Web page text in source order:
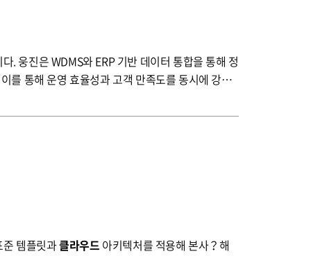
. 웅진은 WDMS와 ERP 기반 데이터 통합을 통해 정
를 통해 운영 효율성과 고객 만족도를 동시에 강화
준 템플릿과클라우드 아키텍처를 적용해 본사？해